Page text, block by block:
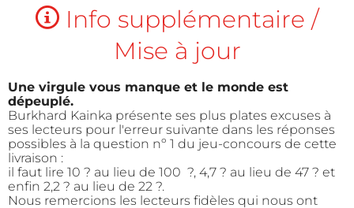
Info supplémentaire /
Mise à jour
Une virgule vous manque et le monde est
dépeuplé.
Burkhard Kainka présente ses plus plates excuses à
ses lecteurs pour l'erreur suivante dans les réponses
possibles à la question nº 1 du jeu-concours de cette
livraison :
il faut lire 10 ? au lieu de 100 ?, 4,7 ? au lieu de 47 ? et
enfin 2,2 ? au lieu de 22 ?.
Nous remercions les lecteurs fidèles qui nous ont